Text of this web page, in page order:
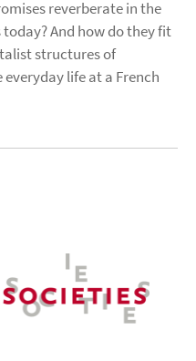
reverberate in the
And how do they fit
structures of
life at a French